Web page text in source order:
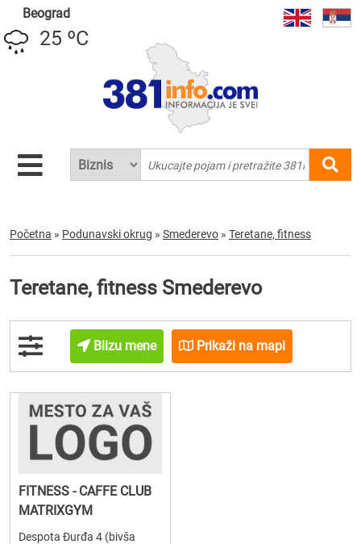
Beograd
25 ºC
Početna » Podunavski okrug » Smederevo » Teretane, fitness
Teretane, fitness Smederevo
Blizu mene Prikaži na mapi
FITNESS - CAFFE CLUB
MATRIXGYM
Despota Đurđa 4 (bivša